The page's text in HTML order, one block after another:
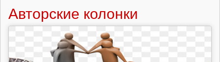
Авторские колонки